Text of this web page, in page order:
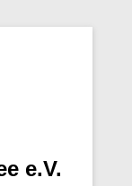
e.V.